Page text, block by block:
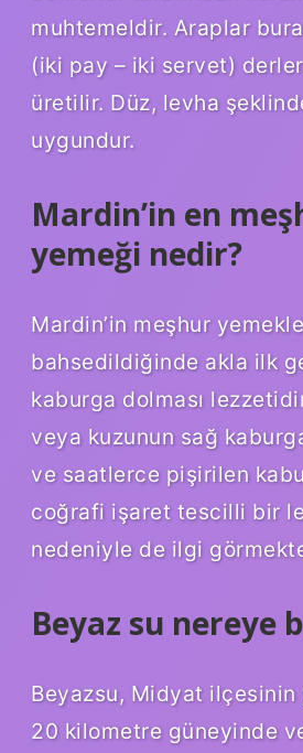
muhtemeldir. Araplar
(iki pay – iki servet)
üretilir. Düz, levha
uygundur.
Mardin’in en
yemeği nedir?
Mardin’in meşhur
bahsedildiğinde akla ilk
kaburga dolması
veya kuzunun sağ
ve saatlerce pişirilen
coğrafi işaret tescilli bir
nedeniyle de ilgi
Beyaz su nereye
Beyazsu, Midyat ilçesinin
20 kilometre güneyinde